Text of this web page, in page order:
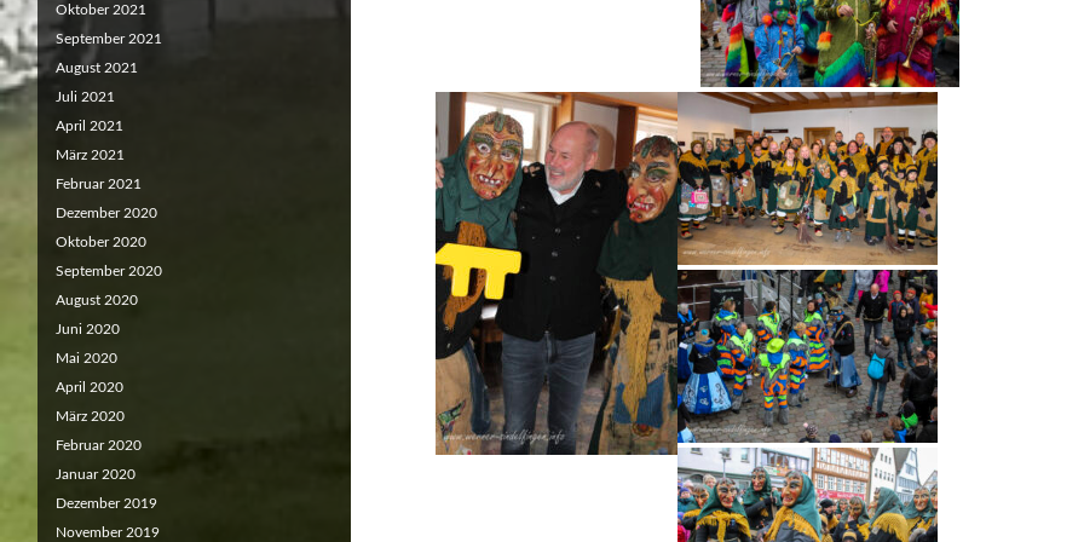
Oktober 2021
September 2021
August 2021
Juli 2021
April 2021
März 2021
Februar 2021
Dezember 2020
Oktober 2020
September 2020
August 2020
Juni 2020
Mai 2020
April 2020
März 2020
Februar 2020
Januar 2020
Dezember 2019
November 2019